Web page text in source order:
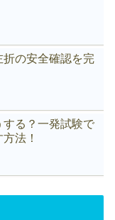
の安全確認を完
る？一発試験で
法！